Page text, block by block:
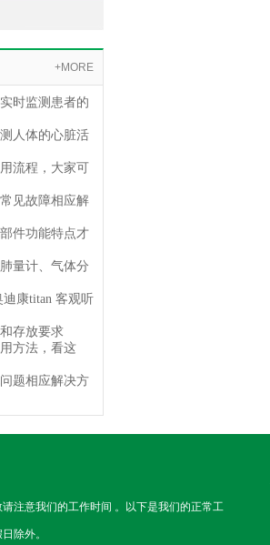
+MORE
时监测患者的
人体的心脏活
流程，大家可
见故障相应解
件功能特点才
量计、气体分
康titan 客观听
存放要求
方法，看这
题相应解决方
注意我们的工作时间 。以下是我们的正常工
除外。